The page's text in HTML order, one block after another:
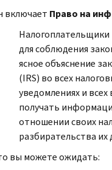
включает Право на
для соблюдения
ясное объяснение
(IRS) во всех
уведомлениях и
получать
отношении своих
разбирательства их
вы можете ожидать: